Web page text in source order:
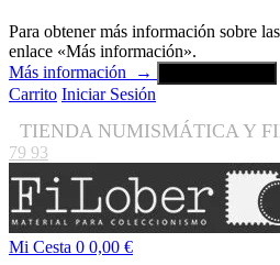
Para obtener más información sobre
enlace «Más información».
Más información
→
Carrito Iniciar Sesión
TIENDA NUMISMÁTICA Y
79 93
Mi Cesta 0 0,00 €